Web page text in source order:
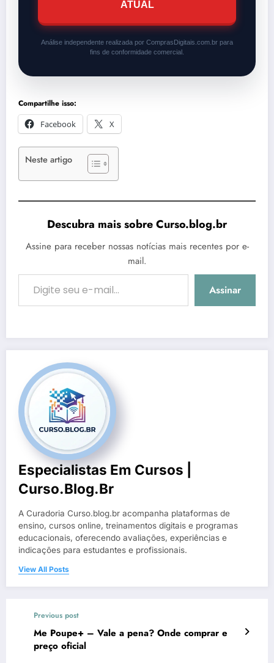
ATUAL
Análise independente realizada por ComprasDigitais.com.br para
fins de conformidade comercial.
Compartilhe isso:
Facebook
X
Neste artigo
Descubra mais sobre Curso.blog.br
Assine para receber nossas notícias mais recentes por e-
mail.
Digite seu e-mail…
Assinar
Especialistas Em Cursos |
Curso.blog.br
A Curadoria Curso.blog.br acompanha plataformas de
ensino, cursos online, treinamentos digitais e programas
educacionais, oferecendo avaliações, experiências e
indicações para estudantes e profissionais.
View All Posts
Previous post
Me Poupe+ – Vale a pena? Onde comprar e
preço oficial